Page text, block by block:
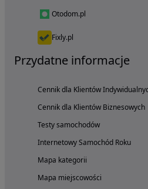
Otodom.pl
Fixly.pl
Przydatne informacje
Cennik dla Klientów
Cennik dla Klientów Biznesowych
Testy samochodów
Internetowy Samochód Roku
Mapa kategorii
Mapa miejscowości